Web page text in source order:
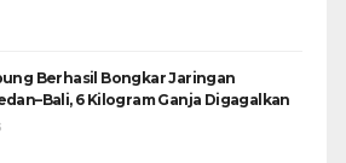
Berhasil Bongkar Jaringan
6 Kilogram Ganja Digagalkan